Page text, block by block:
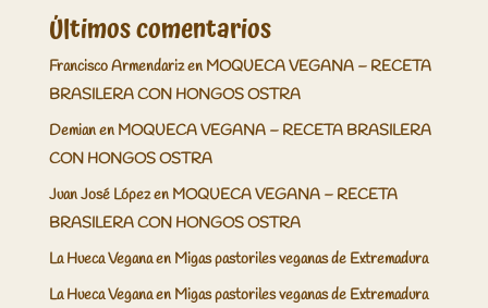
Últimos comentarios
Francisco Armendarizen MOQUECA VEGANA – RECETA
BRASILERA CON HONGOS OSTRA
Demianen MOQUECA VEGANA – RECETA BRASILERA
CON HONGOS OSTRA
Juan José Lópezen MOQUECA VEGANA – RECETA
BRASILERA CON HONGOS OSTRA
La Hueca Veganaen Migas pastoriles veganas de Extremadura
La Hueca Veganaen Migas pastoriles veganas de Extremadura